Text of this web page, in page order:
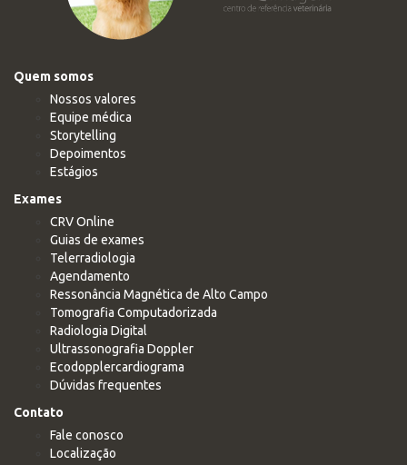
Quem somos
Nossos valores
Equipe médica
Storytelling
Depoimentos
Estágios
Exames
CRV Online
Guias de exames
Telerradiologia
Agendamento
Ressonância Magnética de Alto Campo
Tomografia Computadorizada
Radiologia Digital
Ultrassonografia Doppler
Ecodopplercardiograma
Dúvidas frequentes
Contato
Fale conosco
Localização